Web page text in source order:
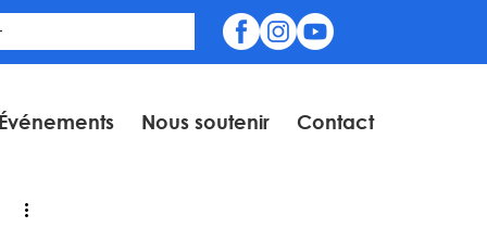
Nous soutenir Contact